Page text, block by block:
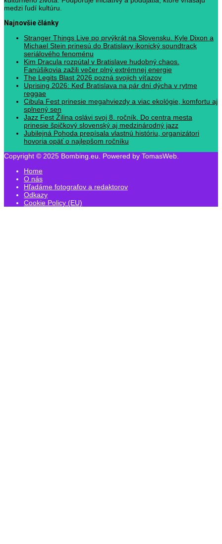
medzi ľudí kultúru.
Najnovšie články
Stranger Things Live po prvýkrát na Slovensku. Kyle Dixon a
Michael Stein prinesú do Bratislavy ikonický soundtrack
seriálového fenoménu
Kim Dracula rozpútal v Bratislave hudobný chaos.
Fanúšikovia zažili večer plný extrémnej energie
The Legits Blast 2026 pozná svojich víťazov
Uprising 2026: Keď Bratislava na pár dní dýcha v rytme
reggae
Cibula Fest prinesie megahviezdy a viac ekológie, komfortu aj
splnený sen
Jazz Fest Žilina oslávi svoj 8. ročník. Do centra mesta
prinesie špičkový slovenský aj medzinárodný jazz
Jubilejná Pohoda prepísala vlastnú históriu, organizátori
hovoria opäť o najlepšom ročníku
Copyright © 2025 Bombing.eu. Powered by TomasWeb.
Home
O nás
Hľadáme fotografov a redaktorov
Odkazy
Cookie Policy (EU)